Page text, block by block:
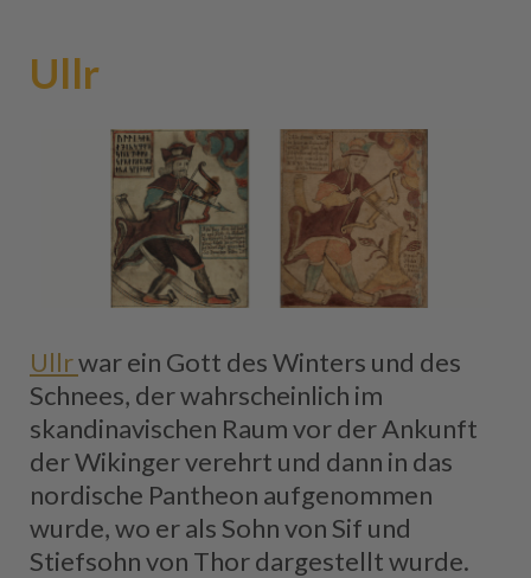
Ullr
Ullrwar ein Gott des Winters und des
Schnees, der wahrscheinlich im
skandinavischen Raum vor der Ankunft
der Wikinger verehrt und dann in das
nordische Pantheon aufgenommen
wurde, wo er als Sohn von Sif und
Stiefsohn von Thor dargestellt wurde.